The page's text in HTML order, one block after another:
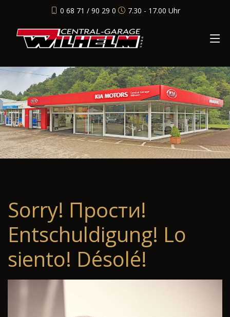
0 68 71 / 90 29 0 7.30 - 17.00 Uhr
Sorry! Прости!
Entschuldigung! Lo
siento! Désolé!